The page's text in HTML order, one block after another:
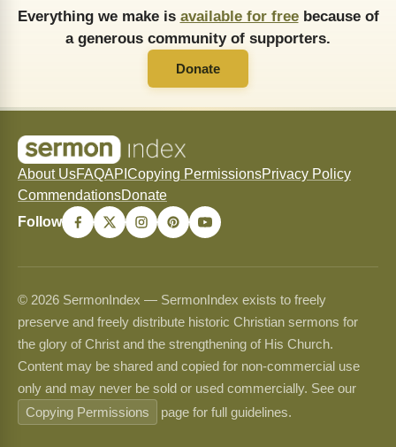
Everything we make is available for freebecause of
a generous community of supporters.
Donate
About UsFAQAPI Copying PermissionsPrivacy Policy
CommendationsDonate
Follow
© 2026 SermonIndex — SermonIndex exists to freely
preserve and freely distribute historic Christian sermons for
the glory of Christ and the strengthening of His Church.
Content may be shared and copied for non-commercial use
only and may never be sold or used commercially. See our
Copying Permissions
page for full guidelines.